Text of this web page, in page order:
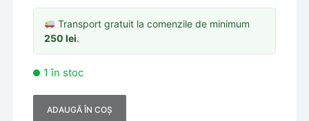
Transport gratuit la comenzile de minimum
250lei.
1 în stoc
ADAUGĂ ÎN COȘ